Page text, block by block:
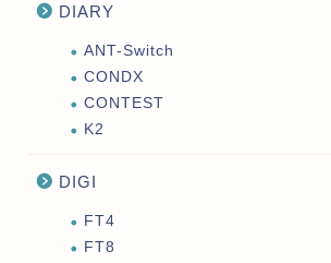
DIARY
ANT-Switch
CONDX
CONTEST
K2
DIGI
FT4
FT8